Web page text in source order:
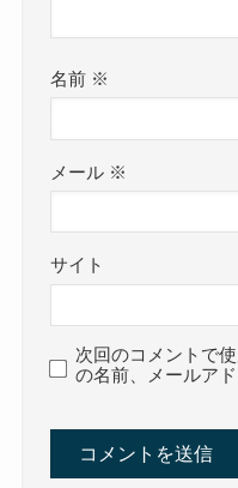
名前 ※
メール ※
サイト
次回のコメントで
の名前、メールア